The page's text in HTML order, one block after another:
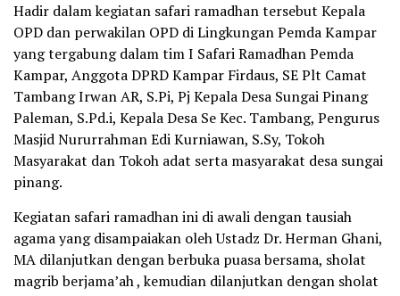
Hadir dalam kegiatan safari ramadhan tersebut Kepala
OPD dan perwakilan OPD di Lingkungan Pemda Kampar
yang tergabung dalam tim I Safari Ramadhan Pemda
Kampar, Anggota DPRD Kampar Firdaus, SE Plt Camat
Tambang Irwan AR, S.Pi, Pj Kepala Desa Sungai Pinang
Paleman, S.Pd.i, Kepala Desa Se Kec. Tambang, Pengurus
Masjid Nururrahman Edi Kurniawan, S.Sy, Tokoh
Masyarakat dan Tokoh adat serta masyarakat desa sungai
pinang.
Kegiatan safari ramadhan ini di awali dengan tausiah
agama yang disampaiakan oleh Ustadz Dr. Herman Ghani,
MA dilanjutkan dengan berbuka puasa bersama, sholat
magrib berjama’ah , kemudian dilanjutkan dengan sholat